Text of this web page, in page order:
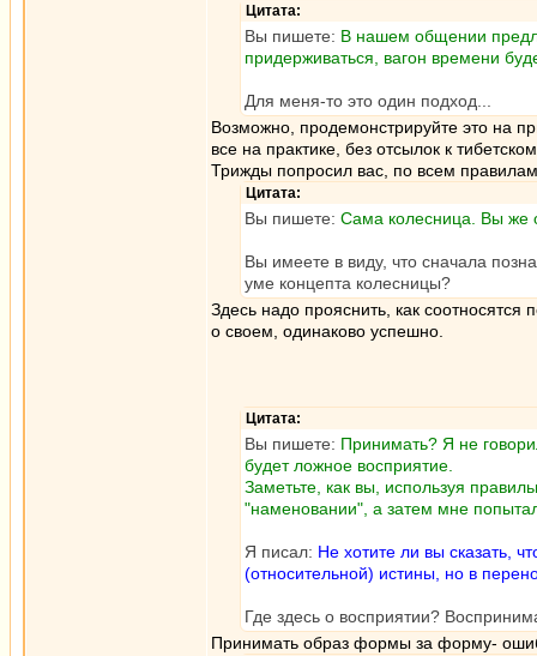
Цитата:
Вы пишете: В нашем общении
придерживаться, вагон времени
Для меня-то это один подход...
Возможно, продемонстрируйте это на
все на практике, без отсылок к
Трижды попросил вас, по всем
Цитата:
Вы пишете: Сама колесница. Вы же
Вы имеете в виду, что сначала
уме концепта колесницы?
Здесь надо прояснить, как
о своем, одинаково успешно.
Цитата:
Вы пишете: Принимать? Я не
будет ложное восприятие.
Заметьте, как вы, используя
"наменовании", а затем мне
Я писал: Не хотите ли вы сказать,
(относительной) истины, но в
Где здесь о восприятии?
Принимать образ формы за форму-